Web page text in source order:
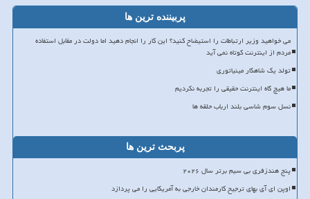
پربیننده ترین ها
می خواهید وزیر ارتباطات را استیضاح کنید؟ این کار را انجام دهید اما دولت در مقابل استفاده
مردم از اینترنت کوتاه نمی آید
تولد یک شاهکار مینیاتوری
ما هیچ گاه اینترنت حقیقی را تجربه نکردیم
نسل سوم شاسی بلند ارباب حلقه ها
پربحث ترین ها
پنج هندزفری بی سیم برتر سال ۲۰۲۶
اوپن ای آی بهای ترجیح کارمندان خارجی به آمریکایی را می پردازد